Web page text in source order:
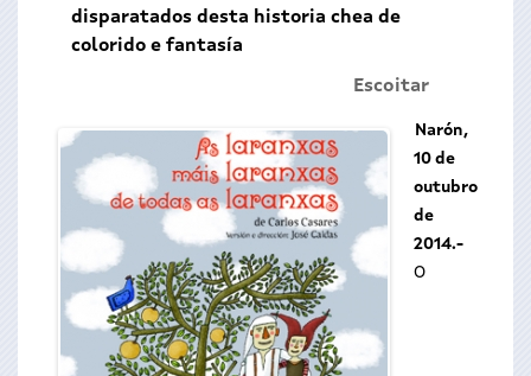
disparatados desta historia chea de
colorido e fantasía
Escoitar
Narón,
10 de
outubro
de
2014.-
O